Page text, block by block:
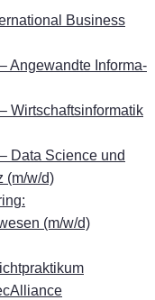
Busi­ness
An­ge­wand­te In­for­ma­
Wirt­schafts­in­for­ma­tik
Data Sci­ence und
(m/w/d)
(m/w/d)